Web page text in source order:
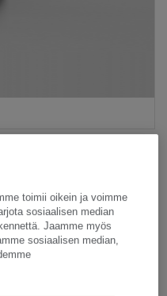
- NCS ja LRV (1096)
toimii oikein ja voimme
sosiaalisen median
Jaamme myös
sosiaalisen median,